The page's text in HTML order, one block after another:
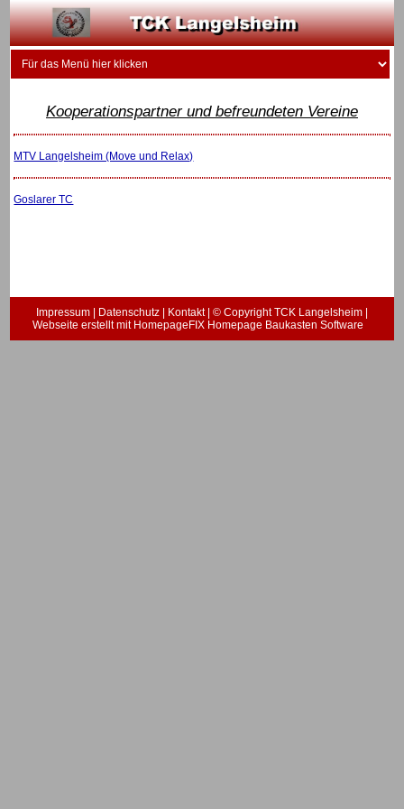
Kooperationspartner und befreundeten Vereine
MTV Langelsheim (Move und Relax)
Goslarer TC
Impressum Datenschutz Kontakt| © Copyright TCK Langelsheim |
Webseite erstellt mit HomepageFIX Homepage Baukasten Software